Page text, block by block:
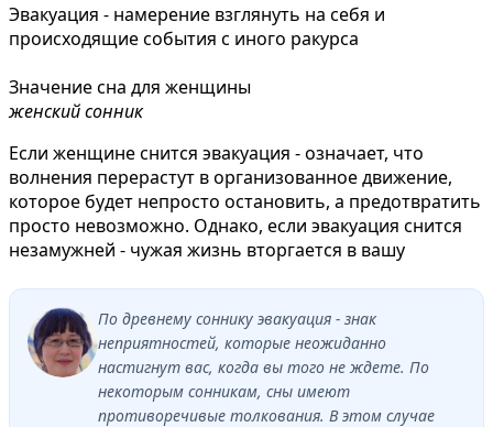
Эвакуация - намерение взглянуть на себя и
происходящие события с иного ракурса
Значение сна для женщины
женский сонник
Если женщине снится эвакуация - означает, что
волнения перерастут в организованное движение,
которое будет непросто остановить, а предотвратить
просто невозможно. Однако, если эвакуация снится
незамужней - чужая жизнь вторгается в вашу
По древнему соннику эвакуация - знак
неприятностей, которые неожиданно
настигнут вас, когда вы того не ждете. По
некоторым сонникам, сны имеют
противоречивые толкования. В этом случае